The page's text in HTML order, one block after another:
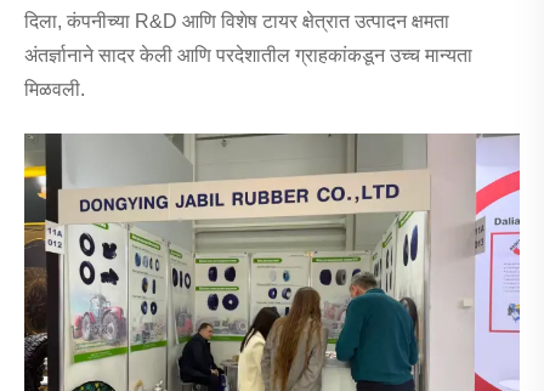
दिला, कंपनीच्या R&D आणि विशेष टायर क्षेत्रात उत्पादन क्षमता
अंतर्ज्ञानाने सादर केली आणि परदेशातील ग्राहकांकडून उच्च मान्यता
मिळवली.